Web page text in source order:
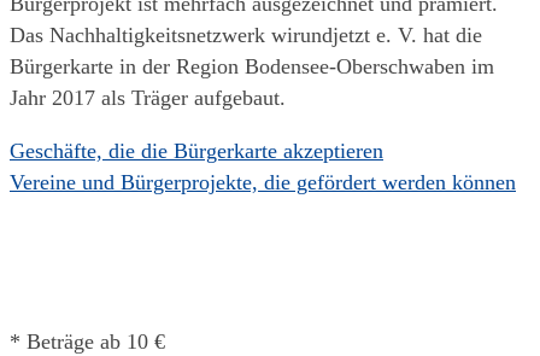
Das Nachhaltigkeitsnetzwerk wirundjetzt e. V. hat die
Bürgerkarte in der Region Bodensee-Oberschwaben im
Jahr 2017 als Träger aufgebaut.
Geschäfte, die die Bürgerkarte akzeptieren
Vereine und Bürgerprojekte, die gefördert werden können
* Beträge ab 10 €